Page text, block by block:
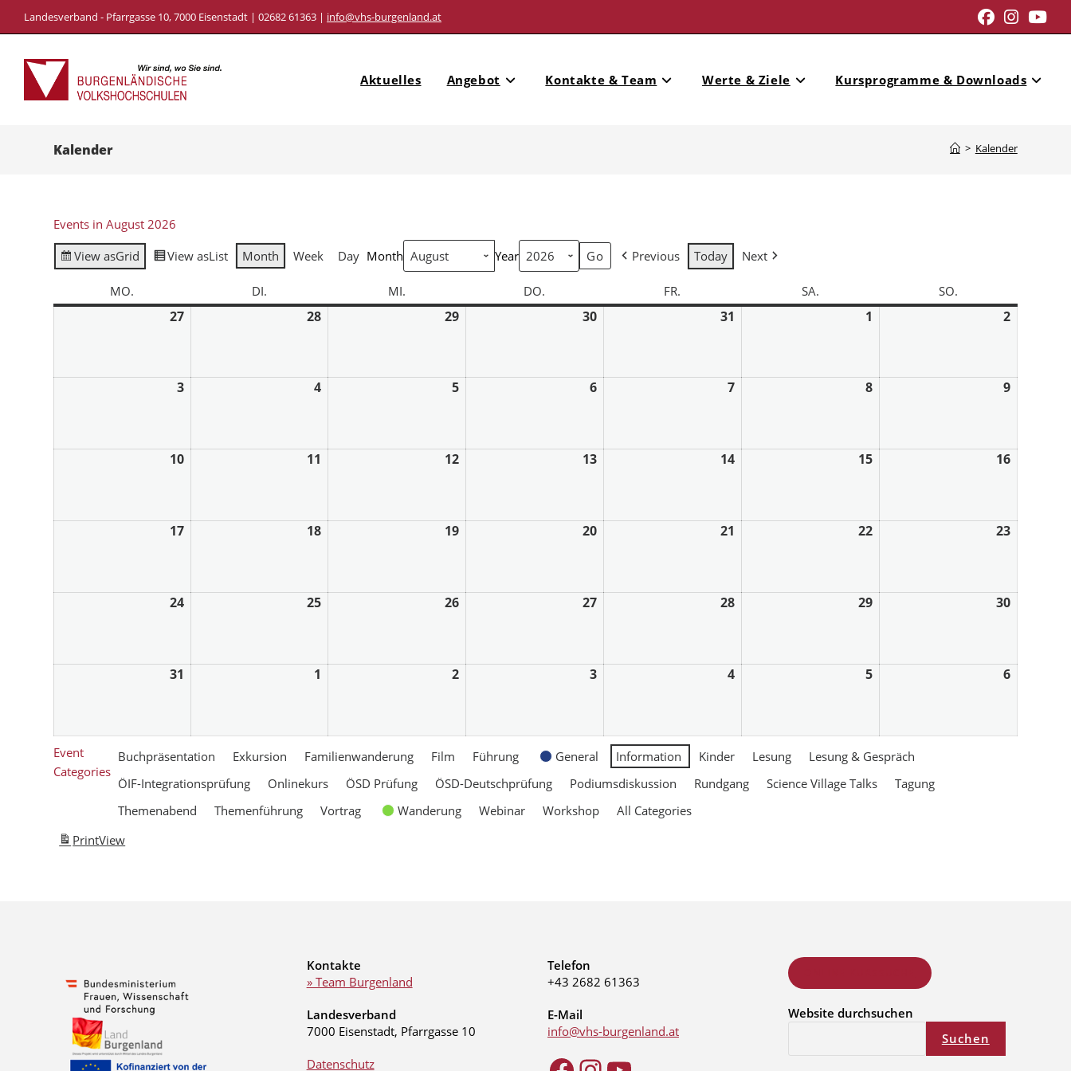
Landesverband - Pfarrgasse 10, 7000 Eisenstadt | 02682 61363 | info@vhs-burgenland.at
Aktuelles Angebot Kontakte & Team Werte & Ziele Kursprogramme & Downloads
Kalender > Kalender
Events in August 2026
View asGrid View asList Month Week Day Month Year Previous Today Next
MO. DI. MI. DO. FR. SA. SO.
27 28 29 30 31 1 2
3 4 5 6 7 8 9
10 11 12 13 14 15 16
17 18 19 20 21 22 23
24 25 26 27 28 29 30
31 1 2 3 4 5 6
Event
Categories
Buchpräsentation Exkursion Familienwanderung Film Führung General Information Kinder Lesung
Lesung & Gespräch
ÖIF-Integrationsprüfung
Onlinekurs ÖSD Prüfung ÖSD-Deutschprüfung Podiumsdiskussion Rundgang Science Village Talks
Tagung
Themenabend
Themenführung Vortrag Wanderung Webinar Workshop
All Categories
PrintView
Kontakte
» Team Burgenland
Landesverband
7000 Eisenstadt, Pfarrgasse 10
Datenschutz
Telefon
+43 2682 61363
E-Mail
info@vhs-burgenland.at
Website durchsuchen
Suchen